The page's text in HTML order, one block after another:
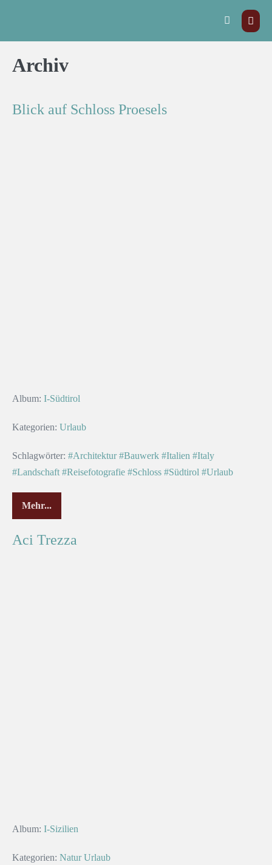
Archiv
Blick auf Schloss Proesels
Album: I-Südtirol
Kategorien: Urlaub
Schlagwörter: #Architektur #Bauwerk #Italien #Italy
#Landschaft #Reisefotografie #Schloss #Südtirol #Urlaub
Mehr...
Aci Trezza
Album: I-Sizilien
Kategorien: Natur Urlaub